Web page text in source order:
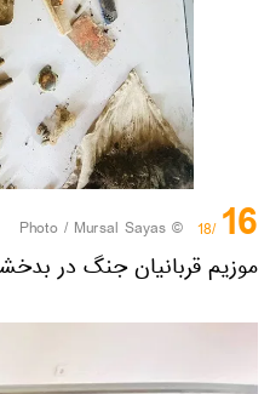
16
/18
© Photo / Mursal Sayas
موزیم قربانیان جنگ در